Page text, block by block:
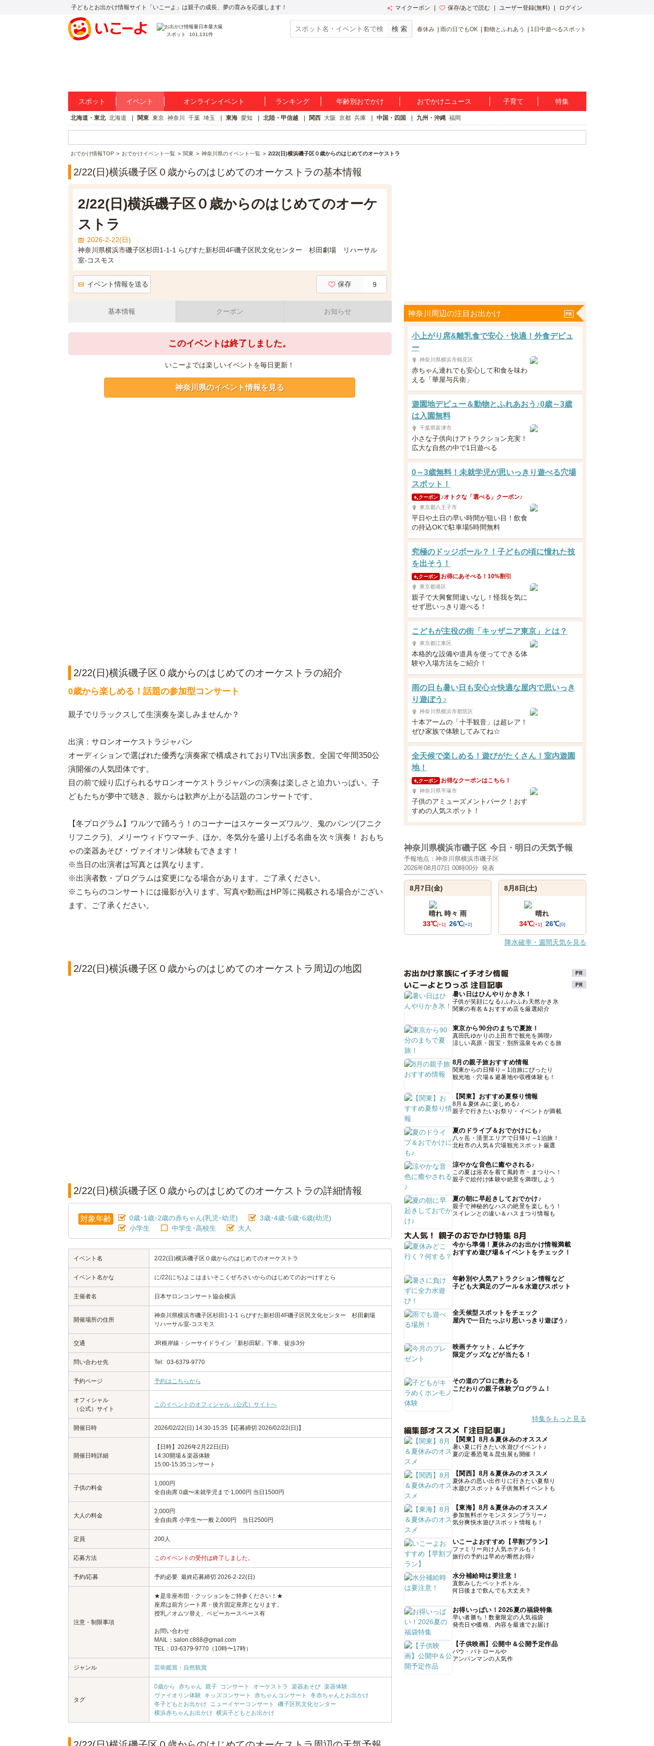
子どもとお出かけ情報サイト「いこーよ」は親子の成長、夢の育みを応援します！ マイクーポン 保存/あとで読む ユーザー登録(無料) ログイン
スポット 101,131件
春休み 雨の日でもOK 動物とふれあう 1日中遊べるスポット
スポット イベント オンラインイベント ランキング 年齢別おでかけ おでかけニュース 子育て 特集
北海道・東北 北海道 関東 東京 神奈川 千葉 埼玉 東海 愛知 北陸・甲信越 関西 大阪 京都 兵庫 中国・四国 九州・沖縄 福岡
おでかけ情報TOP おでかけイベント一覧 関東 神奈川県のイベント一覧 2/22(日)横浜磯子区０歳からのはじめてのオーケストラ
2/22(日)横浜磯子区０歳からのはじめてのオーケストラの基本情報
2/22(日)横浜磯子区０歳からのはじめてのオーケ
ストラ
2026-2-22(日)
神奈川県横浜市磯子区杉田1-1-1 らびすた新杉田4F磯子区民文化センター 杉田劇場 リハーサル
室-コスモス
イベント情報を送る 保存 9
基本情報 クーポン お知らせ
このイベントは終了しました。
いこーよでは楽しいイベントを毎日更新！
神奈川県のイベント情報を見る
2/22(日)横浜磯子区０歳からのはじめてのオーケストラの紹介
0歳から楽しめる！話題の参加型コンサート
親子でリラックスして生演奏を楽しみませんか？
出演：サロンオーケストラジャパン
オーディションで選ばれた優秀な演奏家で構成されておりTV出演多数。全国で年間350公
演開催の人気団体です。
目の前で繰り広げられるサロンオーケストラジャパンの演奏は楽しさと迫力いっぱい。子
どもたちが夢中で聴き、親からは歓声が上がる話題のコンサートです。
【冬プログラム】ワルツで踊ろう！のコーナーはスケーターズワルツ、鬼のパンツ(フニク
リフニクラ)、メリーウィドウマーチ、ほか。冬気分を盛り上げる名曲を次々演奏！ おもち
ゃの楽器あそび・ヴァイオリン体験もできます！
※当日の出演者は写真とは異なります。
※出演者数・プログラムは変更になる場合があります。ご了承ください。
※こちらのコンサートには撮影が入ります。写真や動画はHP等に掲載される場合がござい
ます。ご了承ください。
2/22(日)横浜磯子区０歳からのはじめてのオーケストラ周辺の地図
2/22(日)横浜磯子区０歳からのはじめてのオーケストラの詳細情報
対象年齢 0歳･1歳･2歳の赤ちゃん(乳児･幼児)
3歳･4歳･5歳･6歳(幼児)
小学生
中学生･高校生 大人
イベント名 2/22(日)横浜磯子区０歳からのはじめてのオーケストラ
イベント名かな に/22(にち)よこはまいそこくぜろさいからのはじめてのおーけすとら
主催者名 日本サロンコンサート協会横浜
開催場所の住所
神奈川県横浜市磯子区杉田1-1-1 らびすた新杉田4F磯子区民文化センター 杉田劇場
リハーサル室-コスモス
交通 JR根岸線・シーサイドライン「新杉田駅」下車、徒歩3分
問い合わせ先 Tel: 03-6379-9770
予約ページ 予約はこちらから
オフィシャル
（公式）サイト
このイベントのオフィシャル（公式）サイトへ
開催日時 2026/02/22(日) 14:30-15:35【応募締切 2026/02/22(日)】
開催日時詳細
【日時】2026年2月22日(日)
14:30開場＆楽器体験
15:00-15:35コンサート
子供の料金
1,000円
全自由席 0歳〜未就学児まで 1,000円 当日1500円
大人の料金
2,000円
全自由席 小学生〜一般 2,000円 当日2500円
定員 200人
応募方法 このイベントの受付は終了しました。
予約/応募 予約必要 最終応募締切 2026-2-22(日)
注意・制限事項
★是非座布団・クッションをご持参ください！★
座席は前方シート席・後方固定座席となります。
授乳／オムツ替え、ベビーカースペース有
お問い合わせ
MAIL：salon.c888@gmail.com
TEL：03-6379-9770（10時〜17時）
ジャンル 芸術鑑賞・自然観賞
タグ
0歳から 赤ちゃん 親子 コンサート オーケストラ 楽器あそび 楽器体験
ヴァイオリン体験
キッズコンサート 赤ちゃんコンサート
冬赤ちゃんとお出かけ
冬子どもとお出かけ
ニューイヤーコンサート
磯子区民文化センター
横浜赤ちゃんお出かけ 横浜子どもとお出かけ
神奈川周辺の注目お出かけ
小上がり席&離乳食で安心・快適！外食デビュ
ー
神奈川県横浜市鶴見区
赤ちゃん連れでも安心して和食を味わ
える「華屋与兵衛」
遊園地デビュー＆動物とふれあおう♪0歳～3歳
は入園無料
千葉県富津市
小さな子供向けアトラクション充実！
広大な自然の中で1日遊べる
0～3歳無料！未就学児が思いっきり遊べる穴場
スポット！
クーポン ♪オトクな「選べる」クーポン♪
東京都八王子市
平日や土日の早い時間が狙い目！飲食
の持込OKで駐車場5時間無料
究極のドッジボール？！子どもの頃に憧れた技
を出そう！
クーポン お得にあそべる！10%割引
東京都港区
親子で大興奮間違いなし！怪我を気に
せず思いっきり遊べる！
こどもが主役の街「キッザニア東京」とは？
東京都江東区
本格的な設備や道具を使ってできる体
験や入場方法をご紹介！
雨の日も暑い日も安心☆快適な屋内で思いっき
り遊ぼう♪
神奈川県横浜市都筑区
十本アームの「十手観音」は超レア！
ぜひ家族で体験してみてね☆
全天候で楽しめる！遊びがたくさん！室内遊園
地！
クーポン お得なクーポンはこちら！
神奈川県平塚市
子供のアミューズメントパーク！おす
すめの人気スポット！
神奈川県横浜市磯子区 今日・明日の天気予報
予報地点：神奈川県横浜市磯子区
2026年08月07日 00時00分 発表
8月7日(金)
晴れ 時々 雨
33℃[+1] 26℃[+2]
8月8日(土)
晴れ
34℃[+1] 26℃[0]
降水確率・週間天気を見る
お出かけ家族にイチオシ情報
いこーよとりっぷ 注目記事
暑い日はひんやりかき氷！
子供が笑顔になる♪ふわふわ天然かき氷
関東の有名＆おすすめ店を厳選紹介
東京から90分のまちで夏旅！
真田氏ゆかりの上田市で観光を満喫♪
涼しい高原・国宝・別所温泉をめぐる旅
8月の親子旅おすすめ情報
関東からの日帰り～1泊旅にぴったり
観光地・穴場＆避暑地や収穫体験も！
【関東】おすすめ夏祭り情報
8月＆夏休みに楽しめる♪
親子で行きたいお祭り・イベントが満載
夏のドライブ＆おでかけにも♪
八ヶ岳・清里エリアで日帰り～1泊旅！
北杜市の人気＆穴場観光スポット厳選
涼やかな音色に癒やされる♪
この夏は浴衣を着て風鈴市・まつりへ！
親子で絵付け体験や絶景を満喫しよう
夏の朝に早起きしておでかけ♪
親子で神秘的なハスの絶景を楽しもう！
スイレンとの違い＆ハスまつり情報も
大人気！ 親子のおでかけ特集 8月
今から準備！夏休みのお出かけ情報満載
おすすめ遊び場＆イベントをチェック！
年齢別や人気アトラクション情報など
子ども大満足のプール＆水遊びスポット
全天候型スポットをチェック
屋内で一日たっぷり思いっきり遊ぼう♪
映画チケット、ムビチケ
限定グッズなどが当たる！
その道のプロに教わる
こだわりの親子体験プログラム！
特集をもっと見る
編集部オススメ「注目記事」
【関東】8月＆夏休みのオススメ
暑い夏に行きたい水遊びイベント♪
夏の定番恐竜＆昆虫展も開催！
【関西】8月＆夏休みのオススメ
夏休みの思い出作りに行きたい夏祭り
水遊びスポット＆子供無料イベントも
【東海】8月＆夏休みのオススメ
参加無料ポケモンスタンプラリー♪
気分爽快水遊びスポット情報も！
いこーよおすすめ【早割プラン】
ファミリー向け人気ホテルも！
旅行の予約は早めが断然お得♪
水分補給時は要注意！
直飲みしたペットボトル、
何日後まで飲んでも大丈夫？
お得いっぱい！2026夏の福袋特集
早い者勝ち！数量限定の人気福袋
発売日や価格、内容を最速でお届け
【子供映画】公開中＆公開予定作品
パウ・パトロールや
アンパンマンの人気作